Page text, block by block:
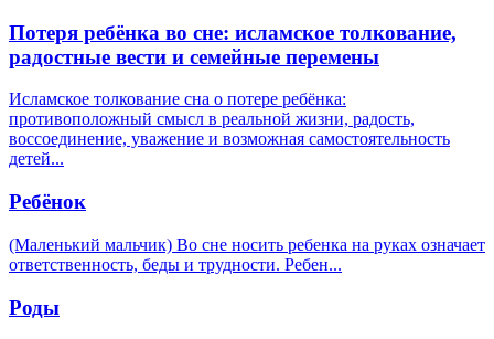
Потеря ребёнка во сне: исламское толкование,
радостные вести и семейные перемены
Исламское толкование сна о потере ребёнка:
противоположный смысл в реальной жизни, радость,
воссоединение, уважение и возможная самостоятельность
детей...
Ребёнок
(Маленький мальчик) Во сне носить ребенка на руках означает
ответственность, беды и трудности. Ребен...
Роды